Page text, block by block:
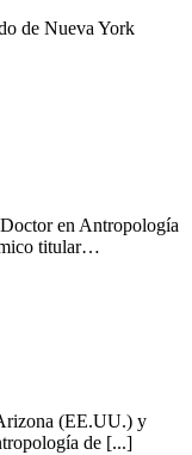
de Nueva York
en Antropología
titular…
(EE.UU.) y
de [...]